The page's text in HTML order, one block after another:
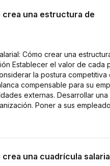
crea una estructura de
Cómo crear una
Establecer el valor de cada
la postura competitiva
compensable para su
externas. Desarrollar una
Poner a sus
crea una cuadrícula